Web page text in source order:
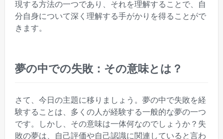
現する方法の一つであり、それを理解することで、自
分自身について深く理解する手がかりを得ることがで
きます。
夢の中での失敗：その意味とは？
さて、今日の主題に移りましょう。夢の中で失敗を経
験することは、多くの人が経験する一般的な夢の一つ
です。しかし、その意味は一体何なのでしょうか？失
敗の夢は、自己評価や自己認識に関連していると言わ